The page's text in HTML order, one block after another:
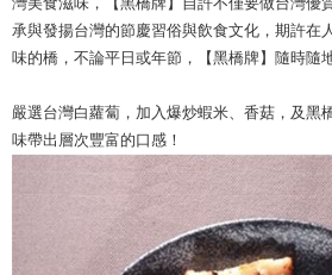
承與發揚台灣的節慶習俗與飲食文化，期許在
味的橋，不論平日或年節，【黑橋牌】隨時隨
嚴選台灣白蘿蔔，加入爆炒蝦米、香菇，及黑
味帶出層次豐富的口感！